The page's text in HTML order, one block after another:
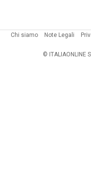
Chi siamo Note Legali
© ITALIAONLINE